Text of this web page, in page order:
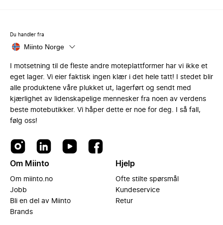
Du handler fra
Miinto Norge
I motsetning til de fleste andre moteplattformer har vi ikke et
eget lager. Vi eier faktisk ingen klær i det hele tatt! I stedet blir
alle produktene våre plukket ut, lagerført og sendt med
kjærlighet av lidenskapelige mennesker fra noen av verdens
beste motebutikker. Vi håper dette er noe for deg. I så fall,
følg oss!
Om Miinto
Om miinto.no
Jobb
Bli en del av Miinto
Brands
Hjelp
Ofte stilte spørsmål
Kundeservice
Retur